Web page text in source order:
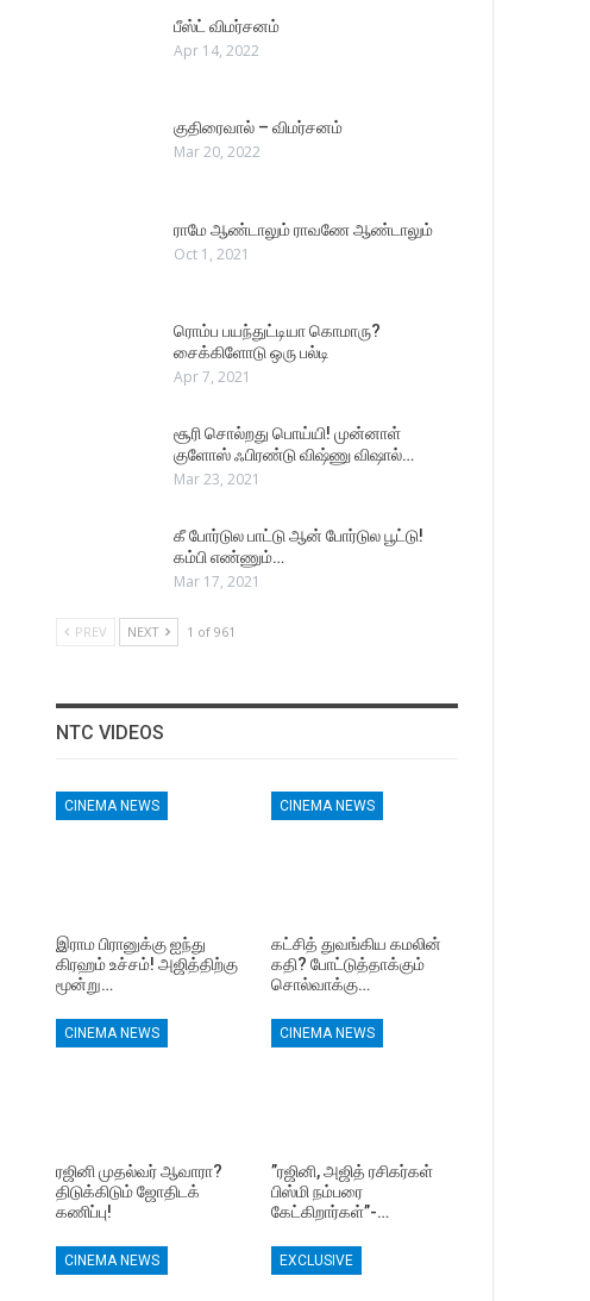
பீஸ்ட் விமர்சனம்
Apr 14, 2022
குதிரைவால் – விமர்சனம்
Mar 20, 2022
ராமே ஆண்டாலும் ராவணே ஆண்டாலும்
Oct 1, 2021
ரொம்ப பயந்துட்டியா கொமாரு?
சைக்கிளோடு ஒரு பல்டி
Apr 7, 2021
சூரி சொல்றது பொய்யி! முன்னாள்
குளோஸ் ஃபிரண்டு விஷ்ணு விஷால்…
Mar 23, 2021
கீ போர்டுல பாட்டு ஆன் போர்டுல பூட்டு!
கம்பி எண்ணும்…
Mar 17, 2021
PREV NEXT 1 of 961
NTC VIDEOS
CINEMA NEWS
இராம பிரானுக்கு ஐந்து
கிரஹம் உச்சம்! அஜித்திற்கு
மூன்று…
CINEMA NEWS
கட்சித் துவங்கிய கமலின்
கதி? போட்டுத்தாக்கும்
சொல்வாக்கு…
CINEMA NEWS
ரஜினி முதல்வர் ஆவாரா?
திடுக்கிடும் ஜோதிடக்
கணிப்பு!
CINEMA NEWS
”ரஜினி, அஜித் ரசிகர்கள்
பிஸ்மி நம்பரை
கேட்கிறார்கள்”-…
CINEMA NEWS EXCLUSIVE